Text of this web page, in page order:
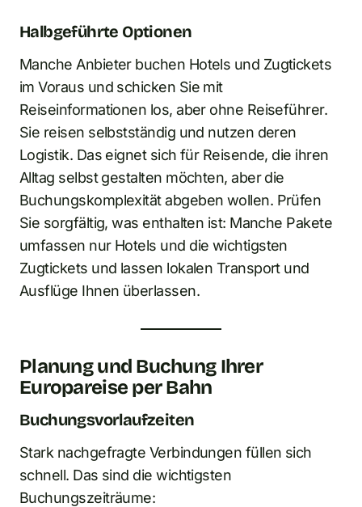
Halbgeführte Optionen
Manche Anbieter buchen Hotels und Zugtickets
im Voraus und schicken Sie mit
Reiseinformationen los, aber ohne Reiseführer.
Sie reisen selbstständig und nutzen deren
Logistik. Das eignet sich für Reisende, die ihren
Alltag selbst gestalten möchten, aber die
Buchungskomplexität abgeben wollen. Prüfen
Sie sorgfältig, was enthalten ist: Manche Pakete
umfassen nur Hotels und die wichtigsten
Zugtickets und lassen lokalen Transport und
Ausflüge Ihnen überlassen.
Planung und Buchung Ihrer
Europareise per Bahn
Buchungsvorlaufzeiten
Stark nachgefragte Verbindungen füllen sich
schnell. Das sind die wichtigsten
Buchungszeiträume: